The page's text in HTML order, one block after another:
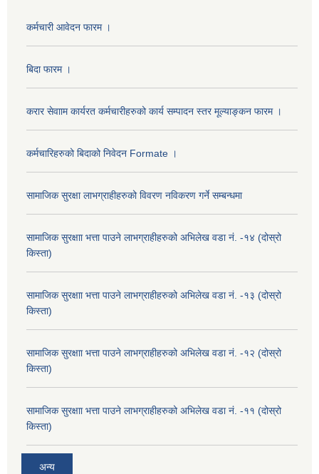
कर्मचारी आवेदन फारम ।
बिदा फारम ।
करार सेवााम कार्यरत कर्मचारीहरुको कार्य सम्पादन स्तर मूल्याङ्कन फारम ।
कर्मचारिहरुको बिदाको निवेदन Formate ।
सामाजिक सुरक्षा लाभग्राहीहरुको विवरण नविकरण गर्ने सम्बन्धमा
सामाजिक सुरक्षाा भत्ता पाउने लाभग्राहीहरुको अभिलेख वडा नं. -१४ (दोस्रो
किस्ता)
सामाजिक सुरक्षाा भत्ता पाउने लाभग्राहीहरुको अभिलेख वडा नं. -१३ (दोस्रो
किस्ता)
सामाजिक सुरक्षाा भत्ता पाउने लाभग्राहीहरुको अभिलेख वडा नं. -१२ (दोस्रो
किस्ता)
सामाजिक सुरक्षाा भत्ता पाउने लाभग्राहीहरुको अभिलेख वडा नं. -११ (दोस्रो
किस्ता)
अन्य